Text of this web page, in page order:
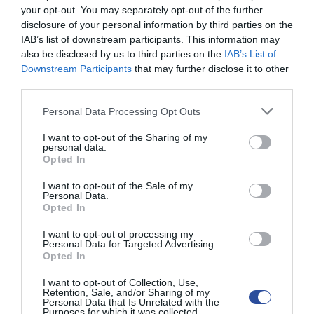
your opt-out. You may separately opt-out of the further
disclosure of your personal information by third parties on the
IAB’s list of downstream participants. This information may
also be disclosed by us to third parties on the IAB’s List of
Downstream Participants that may further disclose it to other
Personal Data Processing Opt Outs
I want to opt-out of the Sharing of my
personal data.
Opted In
I want to opt-out of the Sale of my
Personal Data.
Opted In
I want to opt-out of processing my
Personal Data for Targeted Advertising.
Opted In
I want to opt-out of Collection, Use,
Retention, Sale, and/or Sharing of my
Personal Data that Is Unrelated with the
Φαρμακευτική Θεραπεία:
Υπάρχουν αυτή τη στιγμή στην Ελλάδα 2 νέα
φαρμακευτικά σκευάσματα με έγκριση για
ιατρική απώλεια βάρους
Ο συνδυασμόςΝαλτρεξόνης και
Βουπροπιονικού, και τα δυο ασφαλή φάρμακα
πολύ αποτελεσματικός στη βελτίωση κακών
διατροφικών συνηθειών. Ο συγκεκριμένος
εγκεφάλου, και αλλάζει τον τρόπο με τον
οποίο ο πάσχοντας αποζητά αλλά και
αντιλαμβάνεται την ανταμοιβή που παίρνει
από το φαγητό. Είναι ιδιαίτερα
αποτελεσματικός σε άτομα που
καταναλώνουν τροφές υψηλής θερμιδικής
αξίας όπως γλυκά και υδατάνθρακες. Το
αποτέλεσμα είναι η μείωση της όρεξης, με
μεγάλη μείωση των τσιμπολογημάτων που